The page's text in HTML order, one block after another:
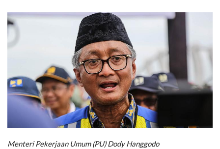
Menteri Pekerjaan Umum (PU) Dody Hanggodo